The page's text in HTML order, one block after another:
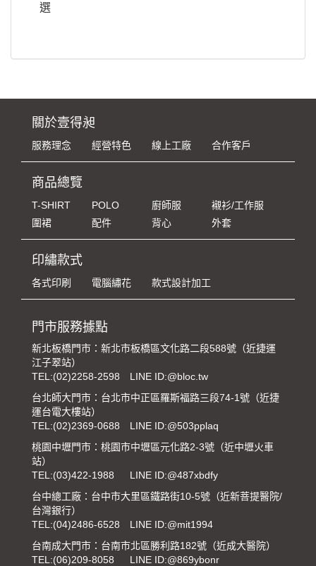
選
關於壹得昶
服務理念 經營特色 線上工廠 合作客戶
商品總覽
T-SHIRT POLO 廚師服
襯衫/工作服
圍裙
配件 背心 外套
印繡款式
各式印刷 電腦繡花 款式設計加工
門市服務據點
新北板橋門市：新北市板橋區文化路二段588號（近捷運
江子翠站）
TEL:(02)2258-2598
LINE ID:@bloc.tw
台北師大門市：台北市中正區羅斯福路三段74-1號（近捷
運台電大樓站）
TEL:(02)2369-0688
LINE ID:@503pplaq
桃園中壢門市：桃園市中壢區元化路2-3號（近中壢火車
站）
TEL:(03)422-1988
LINE ID:@487xbdfy
台中總工廠：台中市大里區鐵路街10-5號（近新菩提醫院/
台灣銀行）
TEL:(04)2486-6528
LINE ID:@mit1994
台南成大門市：台南市北區勝利路182號（近成大醫院）
TEL:(06)209-8058 LINE ID:@869ybonr